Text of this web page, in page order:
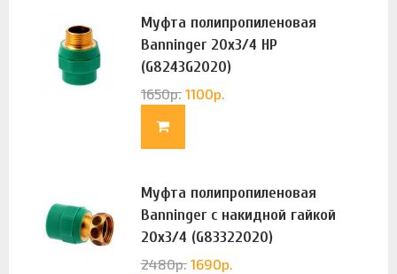
Муфта полипропиленовая
Banninger 20х3/4 НР
(G8243G2020)
1650р. 1100р.
Муфта полипропиленовая
Banninger с накидной гайкой
20х3/4 (G83322020)
2480р. 1690р.